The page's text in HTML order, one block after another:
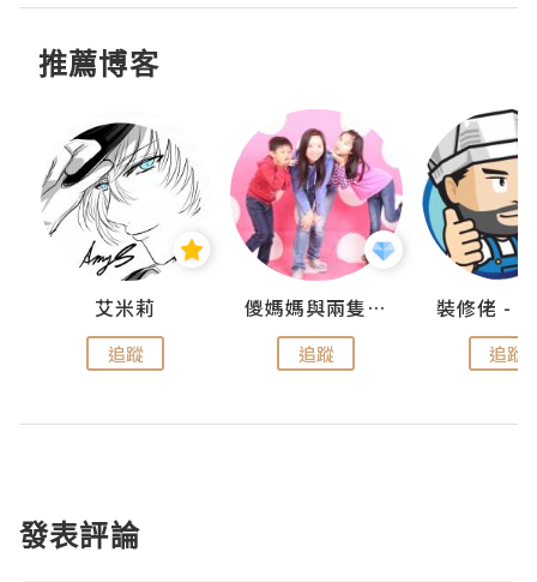
推薦博客
艾米莉
追蹤
儍媽媽與兩隻小魔怪之家
追蹤 追蹤
發表評論